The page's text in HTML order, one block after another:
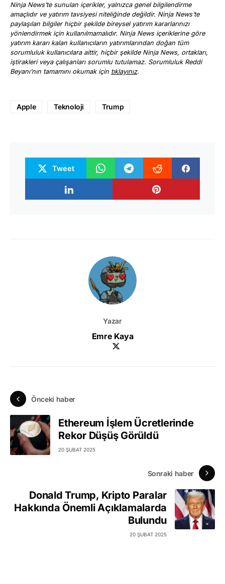
Ninja News’te sunulan içerikler, yalnızca genel bilgilendirme
amaçlıdır ve yatırım tavsiyesi niteliğinde değildir. Ninja News’te
paylaşılan bilgiler hiçbir şekilde bireysel yatırım kararlarınızı
yönlendirmek için kullanılmamalıdır. Ninja News içeriklerine göre
yatırım kararı kalan kullanıcıların yatırımlarından doğan tüm
sorumluluk kullanıcılara aittir, hiçbir şekilde Ninja News, ortakları,
iştirakleri veya çalışanları sorumlu tutulamaz. Sorumluluk Reddi
Beyanı’nın tamamını okumak için tıklayınız.
Apple Teknoloji Trump
Tweet
Yazar
Emre Kaya
Önceki haber
Ethereum İşlem Ücretlerinde
Rekor Düşüş Görüldü
20 ŞUBAT 2025
Sonraki haber
Donald Trump, Kripto Paralar
Hakkında Önemli Açıklamalarda
Bulundu
20 ŞUBAT 2025